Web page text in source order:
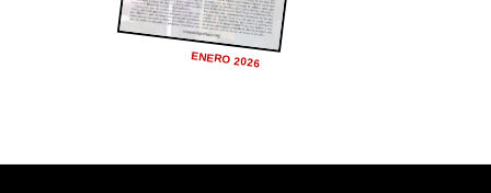
ENERO 2026